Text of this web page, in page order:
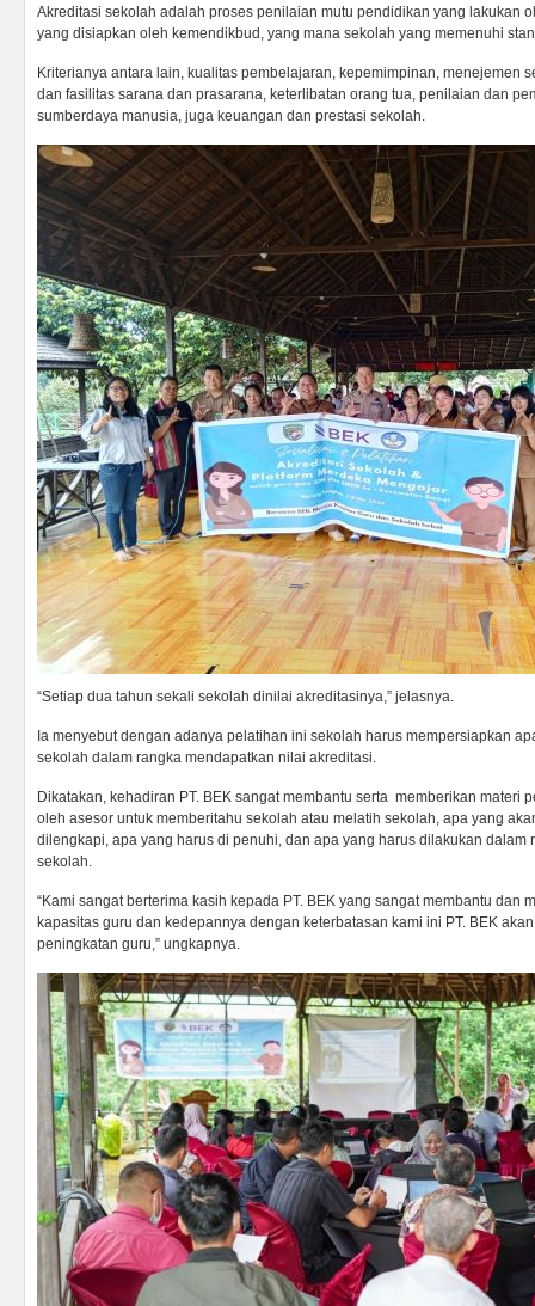
Akreditasi sekolah adalah proses penilaian mutu pendidikan yang lakukan
yang disiapkan oleh kemendikbud, yang mana sekolah yang memenuhi
Kriterianya antara lain, kualitas pembelajaran, kepemimpinan, menejemen
dan fasilitas sarana dan prasarana, keterlibatan orang tua, penilaian dan
sumberdaya manusia, juga keuangan dan prestasi sekolah.
“Setiap dua tahun sekali sekolah dinilai akreditasinya,” jelasnya.
Ia menyebut dengan adanya pelatihan ini sekolah harus mempersiapkan
sekolah dalam rangka mendapatkan nilai akreditasi.
Dikatakan, kehadiran PT. BEK sangat membantu serta memberikan materi
oleh asesor untuk memberitahu sekolah atau melatih sekolah, apa yang
dilengkapi, apa yang harus di penuhi, dan apa yang harus dilakukan dalam
sekolah.
“Kami sangat berterima kasih kepada PT. BEK yang sangat membantu dan
kapasitas guru dan kedepannya dengan keterbatasan kami ini PT. BEK
peningkatan guru,” ungkapnya.